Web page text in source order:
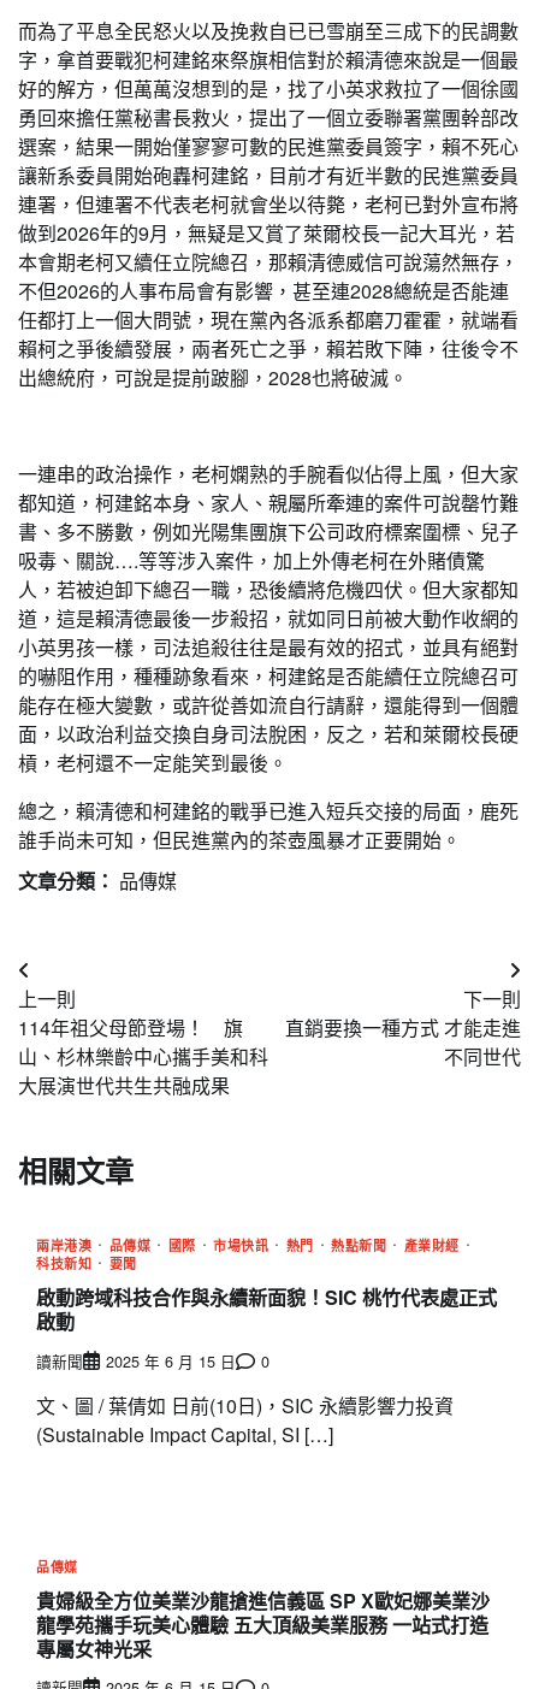
而為了平息全民怒火以及挽救自已已雪崩至三成下的民調數
字，拿首要戰犯柯建銘來祭旗相信對於賴清德來說是一個最
好的解方，但萬萬沒想到的是，找了小英求救拉了一個徐國
勇回來擔任黨秘書長救火，提出了一個立委聯署黨團幹部改
選案，結果一開始僅寥寥可數的民進黨委員簽字，賴不死心
讓新系委員開始砲轟柯建銘，目前才有近半數的民進黨委員
連署，但連署不代表老柯就會坐以待斃，老柯已對外宣布將
做到2026年的9月，無疑是又賞了萊爾校長一記大耳光，若
本會期老柯又續任立院總召，那賴清德威信可說蕩然無存，
不但2026的人事布局會有影響，甚至連2028總統是否能連
任都打上一個大問號，現在黨內各派系都磨刀霍霍，就端看
賴柯之爭後續發展，兩者死亡之爭，賴若敗下陣，往後令不
出總統府，可說是提前跛腳，2028也將破滅。
一連串的政治操作，老柯嫻熟的手腕看似佔得上風，但大家
都知道，柯建銘本身、家人、親屬所牽連的案件可說罄竹難
書、多不勝數，例如光陽集團旗下公司政府標案圍標、兒子
吸毒、關說….等等涉入案件，加上外傳老柯在外賭債驚
人，若被迫卸下總召一職，恐後續將危機四伏。但大家都知
道，這是賴清德最後一步殺招，就如同日前被大動作收網的
小英男孩一樣，司法追殺往往是最有效的招式，並具有絕對
的嚇阻作用，種種跡象看來，柯建銘是否能續任立院總召可
能存在極大變數，或許從善如流自行請辭，還能得到一個體
面，以政治利益交換自身司法脫困，反之，若和萊爾校長硬
槓，老柯還不一定能笑到最後。
總之，賴清德和柯建銘的戰爭已進入短兵交接的局面，鹿死
誰手尚未可知，但民進黨內的茶壺風暴才正要開始。
文章分類： 品傳媒
文
章
導
覽
上一則
114年祖父母節登場！ 旗
山、杉林樂齡中心攜手美和科
大展演世代共生共融成果
下一則
直銷要換一種方式 才能走進
不同世代
相關文章
兩岸港澳 品傳媒 國際 市場快訊 熱門 熱點新聞
產業財經
科技新知
要聞
啟動跨域科技合作與永續新面貌！SIC 桃竹代表處正式
啟動
讀新聞 2025 年 6 月 15 日 0
文、圖 / 葉倩如 日前(10日)，SIC 永續影響力投資
(Sustainable Impact Capital, SI […]
品傳媒
貴婦級全方位美業沙龍搶進信義區 SP X歐妃娜美業沙
龍學苑攜手玩美心體驗 五大頂級美業服務 一站式打造
專屬女神光采